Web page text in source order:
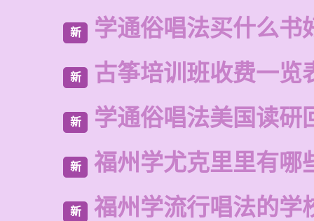
新 学通俗唱法买什么书
新 古筝培训班收费一览
新 学通俗唱法美国读研
新 福州学尤克里里有哪
新 福州学流行唱法的学